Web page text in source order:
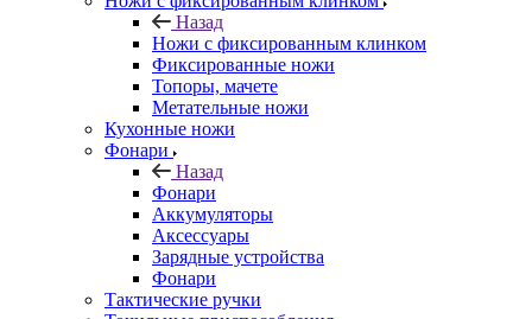
Назад
Ножи с фиксированным клинком
Фиксированные ножи
Топоры, мачете
Метательные ножи
Кухонные ножи
Фонари
Назад
Фонари
Аккумуляторы
Аксессуары
Зарядные устройства
Фонари
Тактические ручки